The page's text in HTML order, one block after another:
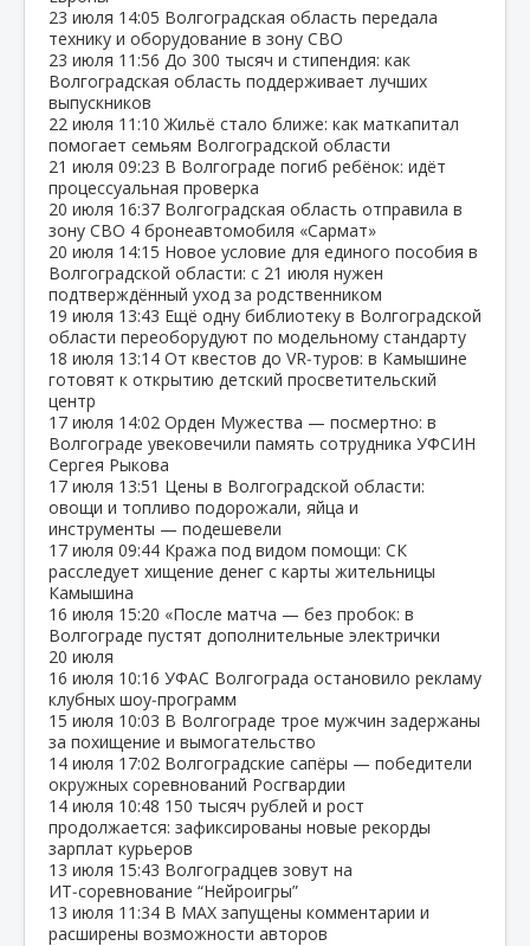
23 июля 14:05 Волгоградская область передала
технику и оборудование в зону СВО
23 июля 11:56 До 300 тысяч и стипендия: как
Волгоградская область поддерживает лучших
выпускников
22 июля 11:10 Жильё стало ближе: как маткапитал
помогает семьям Волгоградской области
21 июля 09:23 В Волгограде погиб ребёнок: идёт
процессуальная проверка
20 июля 16:37 Волгоградская область отправила в
зону СВО 4 бронеавтомобиля «Сармат»
20 июля 14:15 Новое условие для единого пособия в
Волгоградской области: с 21 июля нужен
подтверждённый уход за родственником
19 июля 13:43 Ещё одну библиотеку в Волгоградской
области переоборудуют по модельному стандарту
18 июля 13:14 От квестов до VR‑туров: в Камышине
готовят к открытию детский просветительский
центр
17 июля 14:02 Орден Мужества — посмертно: в
Волгограде увековечили память сотрудника УФСИН
Сергея Рыкова
17 июля 13:51 Цены в Волгоградской области:
овощи и топливо подорожали, яйца и
инструменты — подешевели
17 июля 09:44 Кража под видом помощи: СК
расследует хищение денег с карты жительницы
Камышина
16 июля 15:20 «После матча — без пробок: в
Волгограде пустят дополнительные электрички
20 июля
16 июля 10:16 УФАС Волгограда остановило рекламу
клубных шоу‑программ
15 июля 10:03 В Волгограде трое мужчин задержаны
за похищение и вымогательство
14 июля 17:02 Волгоградские сапёры — победители
окружных соревнований Росгвардии
14 июля 10:48 150 тысяч рублей и рост
продолжается: зафиксированы новые рекорды
зарплат курьеров
13 июля 15:43 Волгоградцев зовут на
ИТ‑соревнование “Нейроигры”
13 июля 11:34 В МАХ запущены комментарии и
расширены возможности авторов